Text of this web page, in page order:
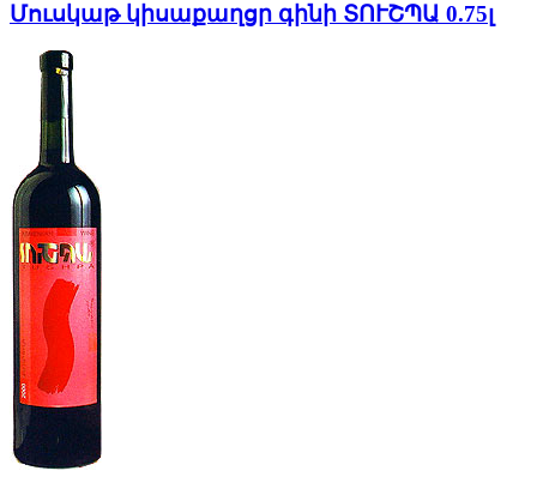
Մուսկաթ կիսաքաղցր գինի ՏՈՒՇՊԱ 0.75լ